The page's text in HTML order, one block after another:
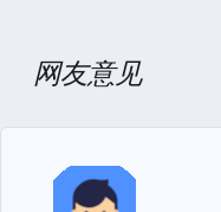
网友意见